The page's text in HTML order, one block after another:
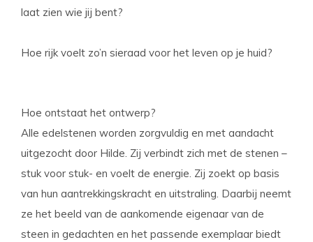
laat zien wie jij bent?
Hoe rijk voelt zo’n sieraad voor het leven op je huid?
Hoe ontstaat het ontwerp?
Alle edelstenen worden zorgvuldig en met aandacht
uitgezocht door Hilde. Zij verbindt zich met de stenen –
stuk voor stuk- en voelt de energie. Zij zoekt op basis
van hun aantrekkingskracht en uitstraling. Daarbij neemt
ze het beeld van de aankomende eigenaar van de
steen in gedachten en het passende exemplaar biedt